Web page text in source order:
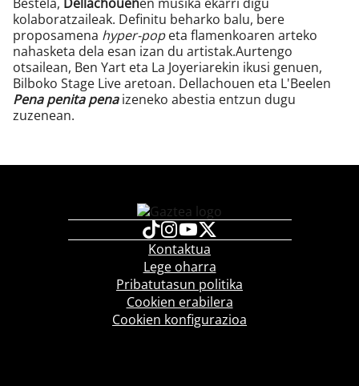
kolaboratzaileak. Definitu beharko balu, bere
proposamena hyper-popeta flamenkoaren arteko
nahasketa dela esan izan du artistak.Aurtengo
otsailean, Ben Yart eta La Joyeriarekin ikusi genuen,
Bilboko Stage Live aretoan. Dellachouen eta L'Beelen
Pena penita penaizeneko abestia entzun dugu
zuzenean.
Kontaktua
Lege oharra
Pribatutasun politika
Cookien erabilera
Cookien konfigurazioa